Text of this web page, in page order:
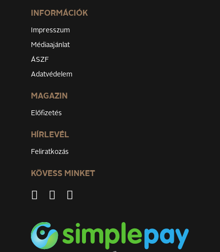
INFORMÁCIÓK
Impresszum
Médiaajánlat
ÁSZF
Adatvédelem
MAGAZIN
Előfizetés
HÍRLEVÉL
Feliratkozás
KÖVESS MINKET